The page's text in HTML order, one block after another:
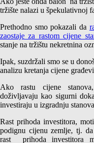
tržište nalazi u špekulativnoj
Prethodno smo pokazali da
zaostaje za rastom cijene
stanje na tržištu nekretnina
Ipak, suzdržali smo se u
analizu kretanja cijene
Ako rastu cijene
doživljavaju kao sigurni
investiraju u izgradnju
Rast prihoda investitora,
podignu cijenu zemlje, tj.
rast prihoda investitora